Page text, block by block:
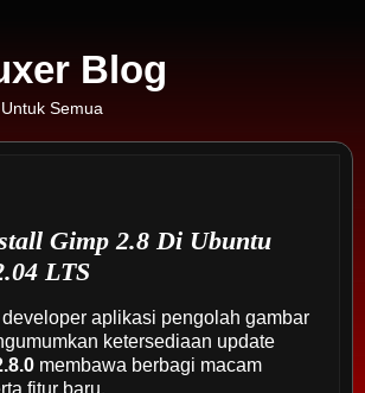
Blog
Semua
Gimp 2.8 Di Ubuntu
LTS
aplikasi pengolah gambar
ketersediaan update
membawa berbagi macam
fitur baru.